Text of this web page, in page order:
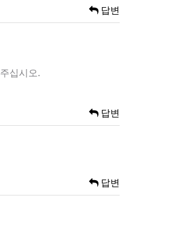
답변
십시오.
답변
답변